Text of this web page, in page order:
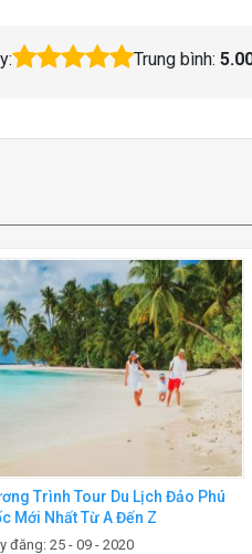
Trung bình:
Trình Tour Du Lịch Đảo Phú
Mới Nhất Từ A Đến Z
đăng: 25 - 09 - 2020